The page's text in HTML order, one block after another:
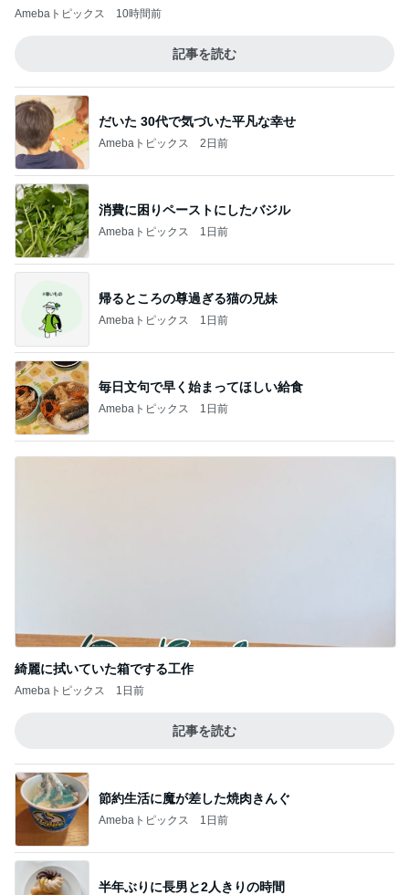
Amebaトピックス 10時間前
記事を読む
だいた 30代で気づいた平凡な幸せ
Amebaトピックス 2日前
消費に困りペーストにしたバジル
Amebaトピックス 1日前
帰るところの尊過ぎる猫の兄妹
Amebaトピックス 1日前
毎日文句で早く始まってほしい給食
Amebaトピックス 1日前
綺麗に拭いていた箱でする工作
Amebaトピックス 1日前
記事を読む
節約生活に魔が差した焼肉きんぐ
Amebaトピックス 1日前
半年ぶりに長男と2人きりの時間